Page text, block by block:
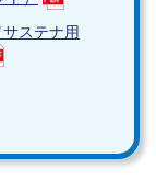
ステナ用